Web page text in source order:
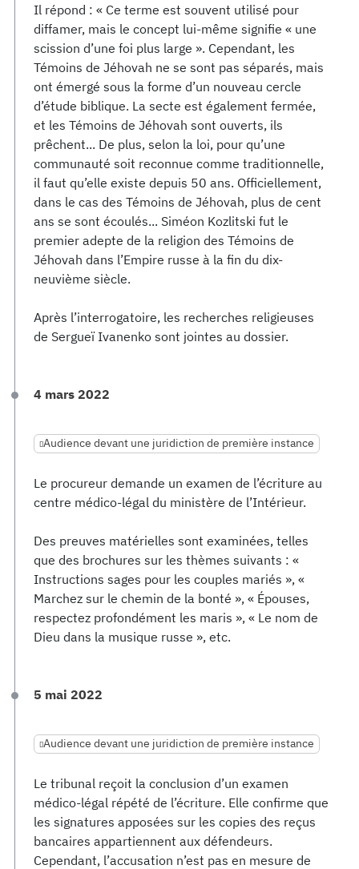
Il répond : « Ce terme est souvent utilisé pour
diffamer, mais le concept lui-même signifie « une
scission d’une foi plus large ». Cependant, les
Témoins de Jéhovah ne se sont pas séparés, mais
ont émergé sous la forme d’un nouveau cercle
d’étude biblique. La secte est également fermée,
et les Témoins de Jéhovah sont ouverts, ils
prêchent... De plus, selon la loi, pour qu’une
communauté soit reconnue comme traditionnelle,
il faut qu’elle existe depuis 50 ans. Officiellement,
dans le cas des Témoins de Jéhovah, plus de cent
ans se sont écoulés... Siméon Kozlitski fut le
premier adepte de la religion des Témoins de
Jéhovah dans l’Empire russe à la fin du dix-
neuvième siècle.
Après l’interrogatoire, les recherches religieuses
de Sergueï Ivanenko sont jointes au dossier.
4 mars 2022
Audience devant une juridiction de première instance
Le procureur demande un examen de l’écriture au
centre médico-légal du ministère de l’Intérieur.
Des preuves matérielles sont examinées, telles
que des brochures sur les thèmes suivants : «
Instructions sages pour les couples mariés », «
Marchez sur le chemin de la bonté », « Épouses,
respectez profondément les maris », « Le nom de
Dieu dans la musique russe », etc.
5 mai 2022
Audience devant une juridiction de première instance
Le tribunal reçoit la conclusion d’un examen
médico-légal répété de l’écriture. Elle confirme que
les signatures apposées sur les copies des reçus
bancaires appartiennent aux défendeurs.
Cependant, l’accusation n’est pas en mesure de